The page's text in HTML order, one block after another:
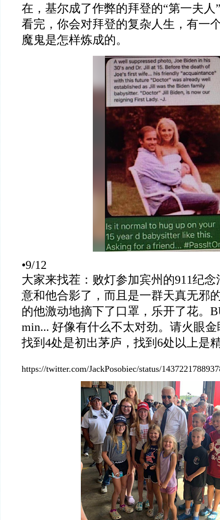
在，基尔成了作弊的拜登的“第一夫人
看完，你会对拜登的复杂人生，有一
魔鬼是怎样炼成的。
•9/12
大家来找茬：败灯参加宾州的911纪念
意和他合影了，而且是一群天真无邪
的他激动地摘下了口罩，乐开了花。
min... 好像有什么不太对劲。请火眼
找到 4处是初出茅庐，找到 6处以上是
https://twitter.com/JackPosobiec/status/